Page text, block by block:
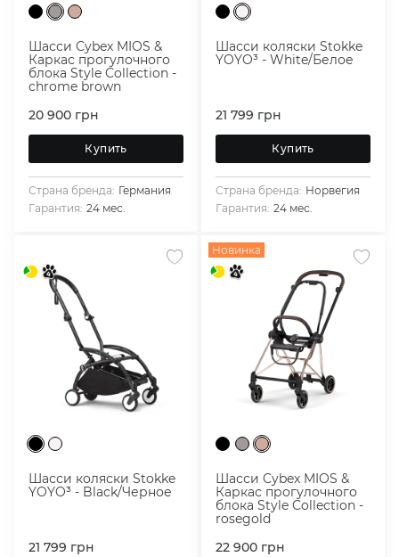
Шасси Cybex MIOS &
Каркас прогулочного
блока Style Collection -
chrome brown
20 900 грн
Купить
Страна бренда: Германия
Гарантия: 24 мес.
Шасси коляски Stokke
YOYO³ - White/Белое
21 799 грн
Купить
Страна бренда: Норвегия
Гарантия: 24 мес.
Шасси коляски Stokke
YOYO³ - Black/Черное
21 799 грн
Новинка
Шасси Cybex MIOS &
Каркас прогулочного
блока Style Collection -
rosegold
22 900 грн